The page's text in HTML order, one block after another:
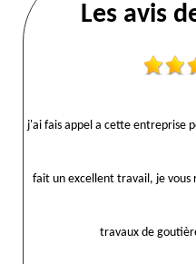
Les avis
j'ai fais appel a cette entreprise
fait un excellent travail, je vous
travaux de